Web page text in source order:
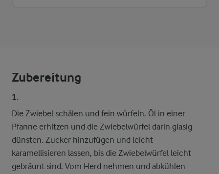
Zubereitung
1.
Die Zwiebel schälen und fein würfeln. Öl in einer
Pfanne erhitzen und die Zwiebelwürfel darin glasig
dünsten. Zucker hinzufügen und leicht
karamellisieren lassen, bis die Zwiebelwürfel leicht
gebräunt sind. Vom Herd nehmen und abkühlen